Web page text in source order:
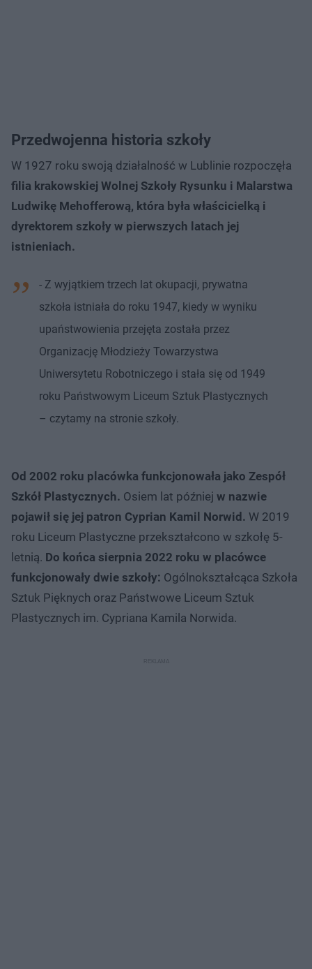
Przedwojenna historia szkoły
W 1927 roku swoją działalność w Lublinie rozpoczęła
filia krakowskiej Wolnej Szkoły Rysunku i Malarstwa
Ludwikę Mehofferową, która była właścicielką i
dyrektorem szkoły w pierwszych latach jej
istnieniach.
- Z wyjątkiem trzech lat okupacji, prywatna
szkoła istniała do roku 1947, kiedy w wyniku
upaństwowienia przejęta została przez
Organizację Młodzieży Towarzystwa
Uniwersytetu Robotniczego i stała się od 1949
roku Państwowym Liceum Sztuk Plastycznych
– czytamy na stronie szkoły.
Od 2002 roku placówka funkcjonowała jako Zespół
Szkół Plastycznych. Osiem lat później w nazwie
pojawił się jej patron Cyprian Kamil Norwid. W 2019
roku Liceum Plastyczne przekształcono w szkołę 5-
letnią. Do końca sierpnia 2022 roku w placówce
funkcjonowały dwie szkoły: Ogólnokształcąca Szkoła
Sztuk Pięknych oraz Państwowe Liceum Sztuk
Plastycznych im. Cypriana Kamila Norwida.